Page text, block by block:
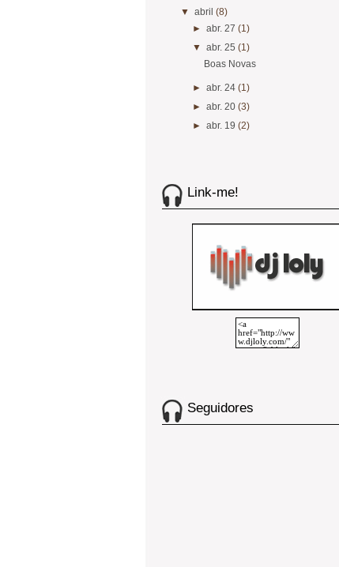
▼abril(8)
► abr. 27 (1)
▼ abr. 25 (1)
Boas Novas
► abr. 24 (1)
► abr. 20 (3)
► abr. 19 (2)
Link-me!
Seguidores